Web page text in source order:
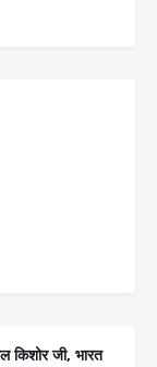
किशोर जी, भारत